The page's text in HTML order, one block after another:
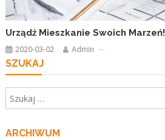
Urządź Mieszkanie Swoich Marzeń!
2020-03-02 Admin
SZUKAJ
ARCHIWUM